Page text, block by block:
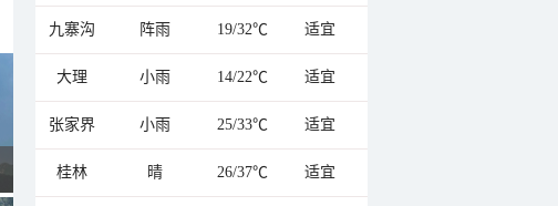
九寨沟 阵雨 19/32℃ 适宜
大理 小雨 14/22℃ 适宜
张家界 小雨 25/33℃ 适宜
桂林 晴 26/37℃ 适宜